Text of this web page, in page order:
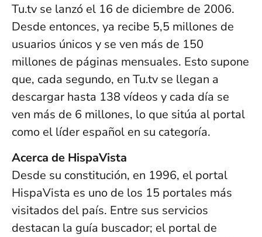
Tu.tv se lanzó el 16 de diciembre de 2006.
Desde entonces, ya recibe 5,5 millones de
usuarios únicos y se ven más de 150
millones de páginas mensuales. Esto supone
que, cada segundo, en Tu.tv se llegan a
descargar hasta 138 vídeos y cada día se
ven más de 6 millones, lo que sitúa al portal
como el líder español en su categoría.
Acerca de HispaVista
Desde su constitución, en 1996, el portal
HispaVista es uno de los 15 portales más
visitados del país. Entre sus servicios
destacan la guía buscador; el portal de